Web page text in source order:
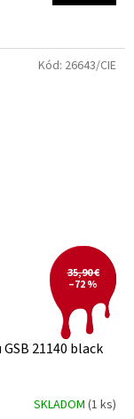
35,90 €
–72 %
21140 black
SKLADOM (1 ks)
Kód: 26643/CIE